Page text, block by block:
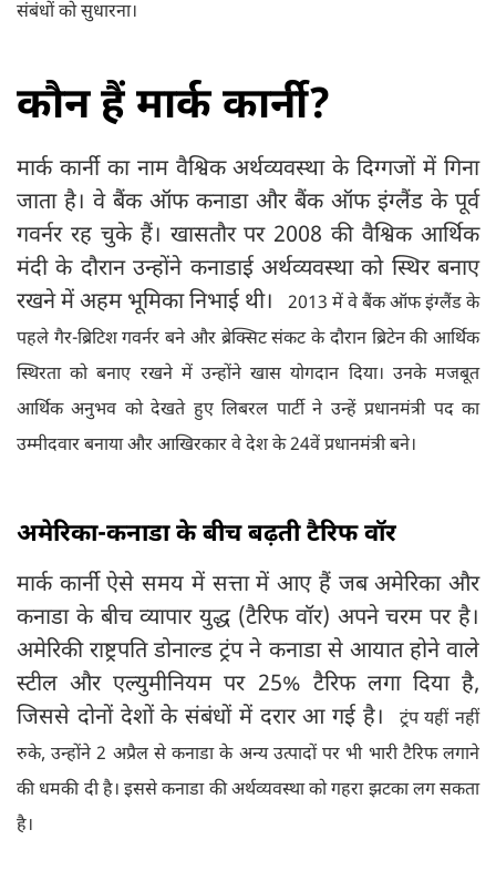
संबंधों को सुधारना।
कौन हैं मार्क कार्नी?
मार्क कार्नी का नाम वैश्विक अर्थव्यवस्था के दिग्गजों में गिना
जाता है। वे बैंक ऑफ कनाडा और बैंक ऑफ इंग्लैंड के पूर्व
गवर्नर रह चुके हैं। खासतौर पर 2008 की वैश्विक आर्थिक
मंदी के दौरान उन्होंने कनाडाई अर्थव्यवस्था को स्थिर बनाए
रखने में अहम भूमिका निभाई थी।
2013 में वे बैंक ऑफ इंग्लैंड के
पहले गैर-ब्रिटिश गवर्नर बने और ब्रेक्सिट संकट के दौरान ब्रिटेन की आर्थिक
स्थिरता को बनाए रखने में उन्होंने खास योगदान दिया। उनके मजबूत
आर्थिक अनुभव को देखते हुए लिबरल पार्टी ने उन्हें प्रधानमंत्री पद का
उम्मीदवार बनाया और आखिरकार वे देश के 24वें प्रधानमंत्री बने।
अमेरिका-कनाडा के बीच बढ़ती टैरिफ वॉर
मार्क कार्नी ऐसे समय में सत्ता में आए हैं जब अमेरिका और
कनाडा के बीच व्यापार युद्ध (टैरिफ वॉर) अपने चरम पर है।
अमेरिकी राष्ट्रपति डोनाल्ड ट्रंप ने कनाडा से आयात होने वाले
स्टील और एल्युमीनियम पर 25% टैरिफ लगा दिया है,
जिससे दोनों देशों के संबंधों में दरार आ गई है।
ट्रंप यहीं नहीं
रुके, उन्होंने 2 अप्रैल से कनाडा के अन्य उत्पादों पर भी भारी टैरिफ लगाने
की धमकी दी है। इससे कनाडा की अर्थव्यवस्था को गहरा झटका लग सकता
है।